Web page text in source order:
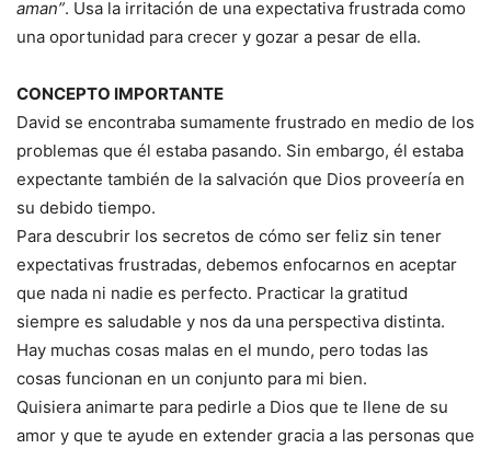
aman”. Usa la irritación de una expectativa frustrada como
una oportunidad para crecer y gozar a pesar de ella.
CONCEPTO IMPORTANTE
David se encontraba sumamente frustrado en medio de los
problemas que él estaba pasando. Sin embargo, él estaba
expectante también de la salvación que Dios proveería en
su debido tiempo.
Para descubrir los secretos de cómo ser feliz sin tener
expectativas frustradas, debemos enfocarnos en aceptar
que nada ni nadie es perfecto. Practicar la gratitud
siempre es saludable y nos da una perspectiva distinta.
Hay muchas cosas malas en el mundo, pero todas las
cosas funcionan en un conjunto para mi bien.
Quisiera animarte para pedirle a Dios que te llene de su
amor y que te ayude en extender gracia a las personas que